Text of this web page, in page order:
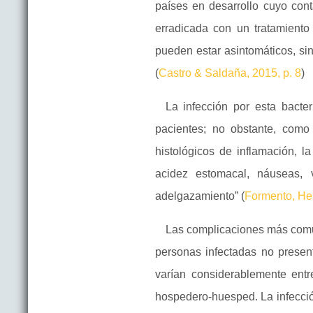
países en desarrollo cuyo
erradicada con un
pueden estar asintomáticos,
(Castro & Saldaña, 2015, p. 8)
La infección por esta
pacientes; no obstante,
histológicos de inflamación,
acidez estomacal,
adelgazamiento” (Formento,
Las complicaciones más
personas infectadas no
varían considerablemente
hospedero-huesped. La